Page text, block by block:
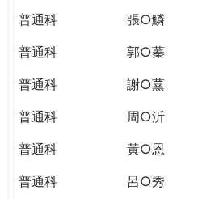
普通科
張○鱗
普通科
郭○蓁
普通科
謝○薰
普通科
周○沂
普通科
黃○恩
普通科
呂○秀